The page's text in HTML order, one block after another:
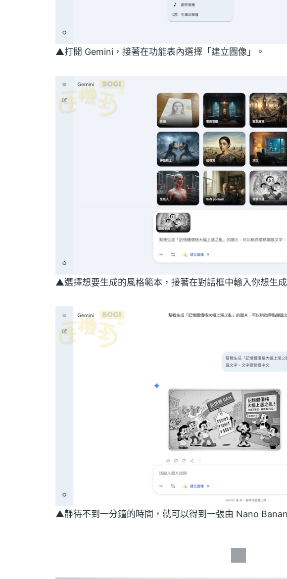
▲打開 Gemini，接著在功能表內選擇「建立圖像」。
▲選擇想要生成的風格範本，接著在對話框中輸入你想生
▲靜待不到一分鐘的時間，就可以得到一張由 Nano